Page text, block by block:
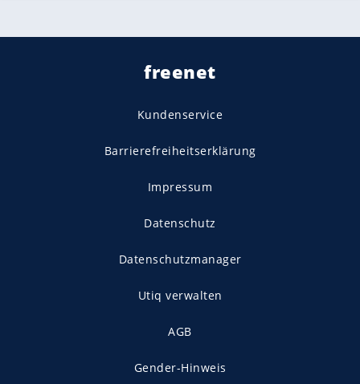
freenet
Kundenservice
Barrierefreiheitserklärung
Impressum
Datenschutz
Datenschutzmanager
Utiq verwalten
AGB
Gender-Hinweis